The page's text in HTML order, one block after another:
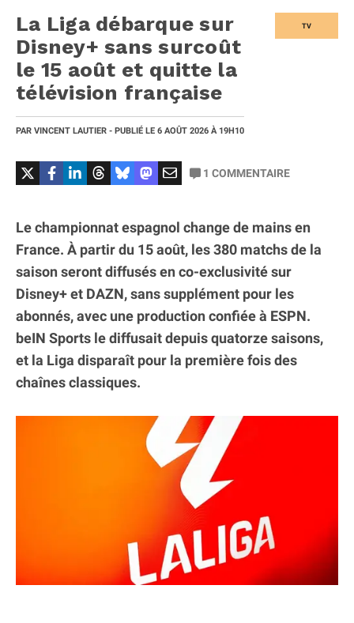
TV
La Liga débarque sur
Disney+ sans surcoût
le 15 août et quitte la
télévision française
PAR VINCENT LAUTIER - PUBLIÉ LE 6 AOÛT 2026 À 19H10
1 COMMENTAIRE
Le championnat espagnol change de mains en
France. À partir du 15 août, les 380 matchs de la
saison seront diffusés en co-exclusivité sur
Disney+ et DAZN, sans supplément pour les
abonnés, avec une production confiée à ESPN.
beIN Sports le diffusait depuis quatorze saisons,
et la Liga disparaît pour la première fois des
chaînes classiques.